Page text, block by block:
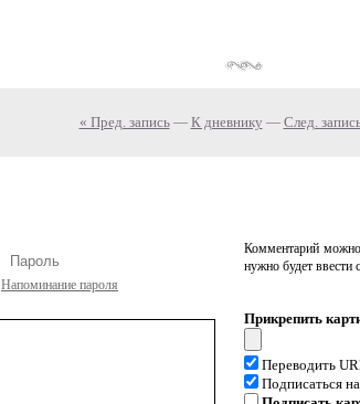
« Пред. запись— К дневнику — След.
Напоминание пароля
Комментарий можно
нужно будет ввести
Прикрепить
Переводить
Подписаться